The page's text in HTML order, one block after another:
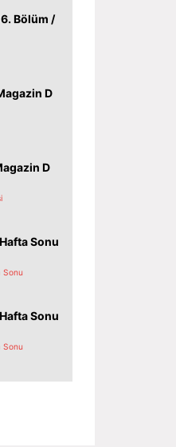
Bölüm /
D
D
Sonu
Sonu
Sonu
Sonu